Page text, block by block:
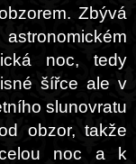
Zbývá
noc, tedy
šířce ale v
slunovratu
obzor, takže
celou noc a k